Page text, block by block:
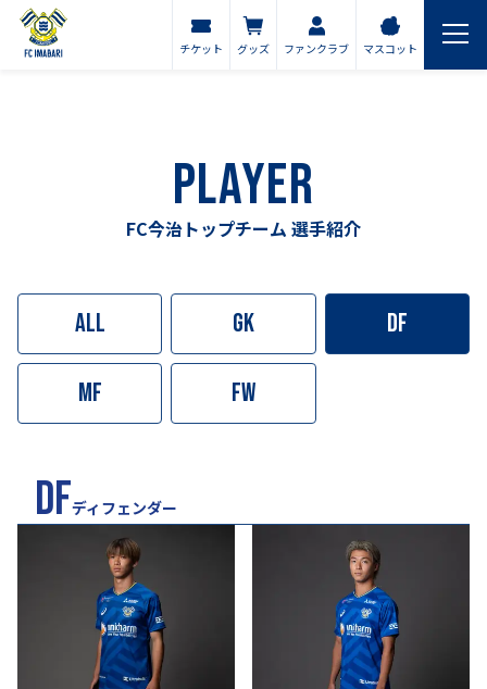
チケット グッズ ファンクラブ マスコット
PLAYER
FC今治トップチーム 選手紹介
ALL GK DF
MF FW
DFディフェンダー